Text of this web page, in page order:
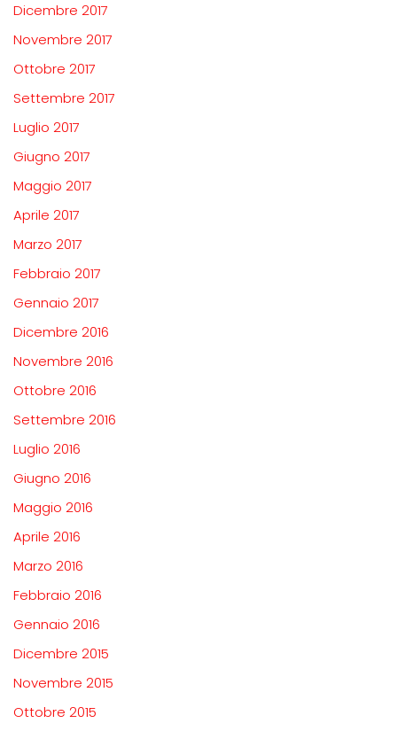
Dicembre 2017
Novembre 2017
Ottobre 2017
Settembre 2017
Luglio 2017
Giugno 2017
Maggio 2017
Aprile 2017
Marzo 2017
Febbraio 2017
Gennaio 2017
Dicembre 2016
Novembre 2016
Ottobre 2016
Settembre 2016
Luglio 2016
Giugno 2016
Maggio 2016
Aprile 2016
Marzo 2016
Febbraio 2016
Gennaio 2016
Dicembre 2015
Novembre 2015
Ottobre 2015